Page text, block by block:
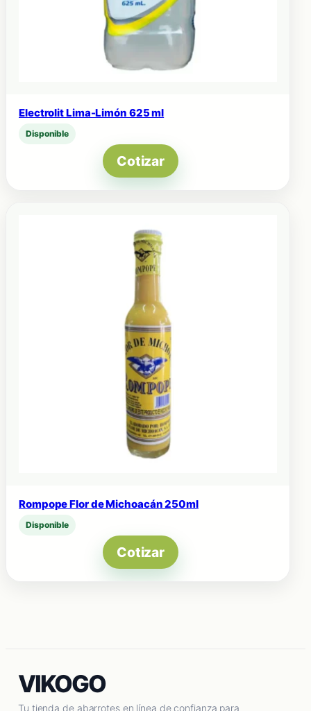
Electrolit Lima-Limón 625 ml
Disponible
Cotizar
Rompope Flor de Michoacán 250ml
Disponible
Cotizar
VIKOGO
Tu tienda de abarrotes en línea de confianza para